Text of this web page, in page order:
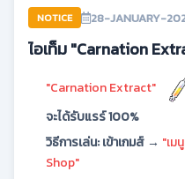
NOTICE 28-JANUARY-
ไอเท็ม "Carnation
"Carnation Extract"
จะได้รับแรร์ 100%
วิธีการเล่น: เข้าเกมส์ → "เม
Shop"